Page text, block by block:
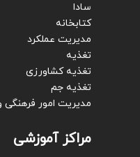
سادا
کتابخانه
مدیریت عملکرد
تغذیه
تغذیه کشاورزی
تغذیه جم
مدیریت امور فرهنگی
مراکز آموزشی